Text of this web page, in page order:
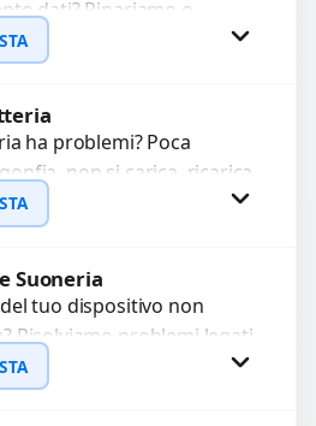
WhatsApp
dati? Ripariamo o
connettori di ricarica guasti,
danneggiati,...
Preventivo
WhatsApp
ha problemi? Poca
non si carica, ricarica
ricarica esauriti?
Preventivo
WhatsApp
Suoneria
tuo dispositivo non
Risolviamo problemi legati
difettosi con interventi